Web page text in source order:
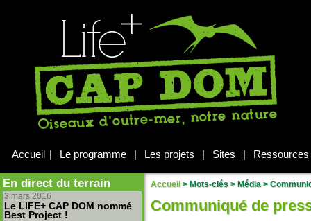
Accueil | Le programme | Les projets | Sites | Ressources
En direct du terrain
3 mars 2016
Le LIFE+ CAP DOM nommé
Best Project !
Accueil> Mots-clés > Média >
Communiqué de